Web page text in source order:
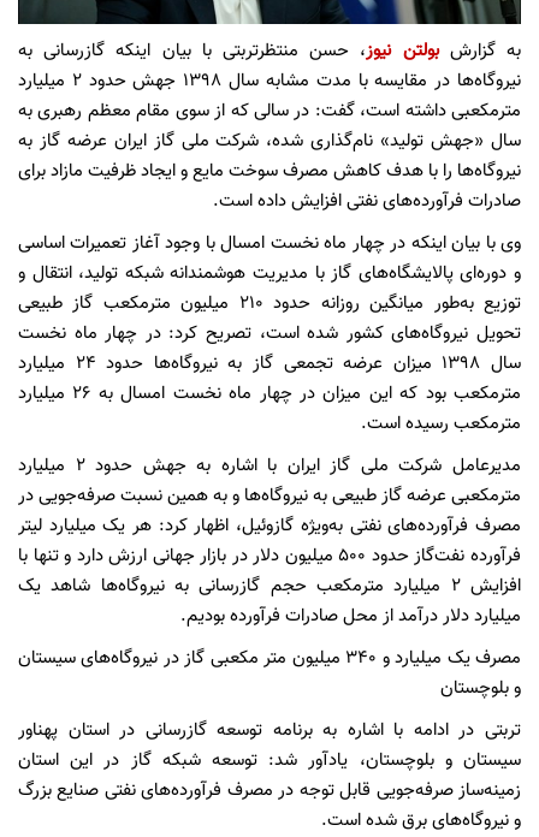
به گزارشبولتن نیوز، حسن منتظرتربتی با بیان اینکه گازرسانی به
نیروگاه‌ها در مقایسه با مدت مشابه سال 1398 جهش حدود ۲ میلیارد
مترمکعبی داشته است، گفت: در سالی که از سوی مقام معظم رهبری به
سال «جهش تولید» نام‌گذاری شده، شرکت ملی گاز ایران عرضه گاز به
نیروگاه‌ها را با هدف کاهش مصرف سوخت مایع و ایجاد ظرفیت مازاد برای
صادرات فرآورده‌های نفتی افزایش داده است.
وی با بیان اینکه در چهار ماه نخست امسال با وجود آغاز تعمیرات اساسی
و دوره‌ای پالایشگاه‌های گاز با مدیریت هوشمندانه شبکه تولید، انتقال و
توزیع به‌طور میانگین روزانه حدود ۲۱۰ میلیون مترمکعب گاز طبیعی
تحویل نیروگاه‌های کشور شده است، تصریح کرد: در چهار ماه نخست
سال 1398 میزان عرضه تجمعی گاز به نیروگاه‌ها حدود ۲۴ میلیارد
مترمکعب بود که این میزان در چهار ماه نخست امسال به ۲۶ میلیارد
مترمکعب رسیده است.
مدیرعامل شرکت ملی گاز ایران با اشاره به جهش حدود ۲ میلیارد
مترمکعبی عرضه گاز طبیعی به نیروگاه‌ها و به همین نسبت صرفه‌جویی در
مصرف فرآورده‌های نفتی به‌ویژه گازوئیل، اظهار کرد: هر یک میلیارد لیتر
فرآورده نفت‌گاز حدود ۵۰۰ میلیون دلار در بازار جهانی ارزش دارد و تنها با
افزایش ۲ میلیارد مترمکعب حجم گازرسانی به نیروگاه‌ها شاهد یک
میلیارد دلار درآمد از محل صادرات فرآورده بودیم.
مصرف یک میلیارد و ۳۴۰ میلیون متر مکعبی گاز در نیروگاه‌های سیستان
و بلوچستان
تربتی در ادامه با اشاره به برنامه توسعه گازرسانی در استان پهناور
سیستان و بلوچستان، یادآور شد: توسعه شبکه گاز در این استان
زمینه‌ساز صرفه‌جویی قابل توجه در مصرف فرآورده‌های نفتی صنایع بزرگ
و نیروگاه‌های برق شده است.